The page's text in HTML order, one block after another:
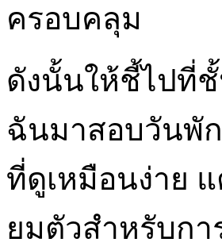
ครอบคลุม
ดังนั้นให้ชี้ไปที่
ฉันมาสอบวันพั
ที่ดูเหมือนง่าย
ยมตัวสำหรับก